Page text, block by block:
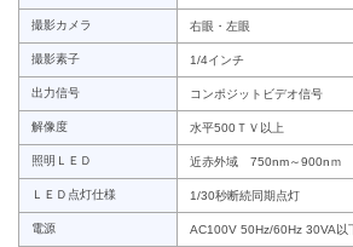
撮影カメラ 右眼・左眼
撮影素子 1/4インチ
出力信号 コンポジットビデオ信号
解像度 水平500ＴＶ以上
照明ＬＥＤ 近赤外域 750nm～900nｍ
ＬＥＤ点灯仕様 1/30秒断続同期点灯
電源 AC100V 50Hz/60Hz 30VA以